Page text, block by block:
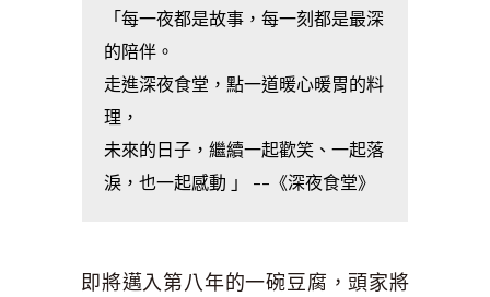
「每一夜都是故事，每一刻都是最深
的陪伴。
走進深夜食堂，點一道暖心暖胃的料
理，
未來的日子，繼續一起歡笑、一起落
淚，也一起感動 」 ––《深夜食堂》
即將邁入第八年的一碗豆腐，頭家將